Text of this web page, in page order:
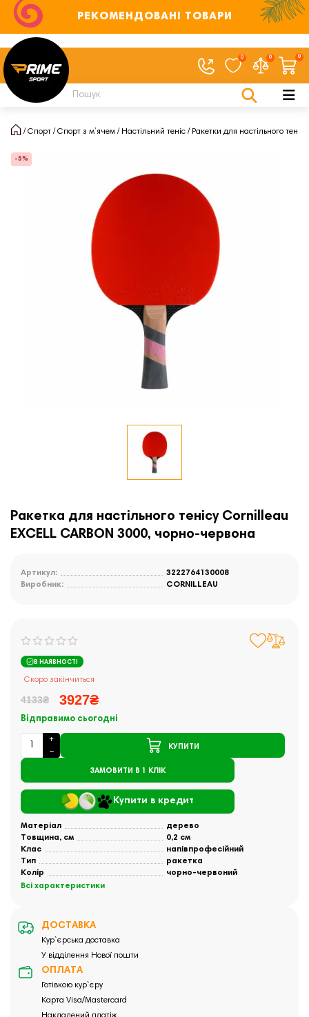
РЕКОМЕНДОВАНІ ТОВАРИ
0 0 0
Спорт Спорт з м’ячем Настільний теніс Ракетки для настільного тенісу
-5%
Ракетка для настільного тенісу Cornilleau
EXCELL CARBON 3000, чорно-червона
Артикул:
3222764130008
Виробник:
CORNILLEAU
В НАЯВНОСТІ
Скоро закінчиться
4133₴ 3927₴
Відправимо сьогодні
КУПИТИ
ЗАМОВИТИ В 1 КЛІК
Купити в кредит
Матеріал
дерево
Товщина, см
0,2 см
Клас
напівпрофесійний
Тип
ракетка
Колір
чорно-червоний
Всі характеристики
ДОСТАВКА
Кур`єрська доставка
У відділення Нової пошти
ОПЛАТА
Готівкою кур`єру
Карта Visa/Mastercard